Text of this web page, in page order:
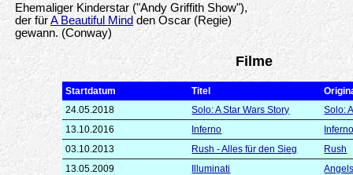
Ehemaliger Kinderstar ("Andy Griffith Show"),
der fürA Beautiful Mind den Oscar (Regie)
gewann. (Conway)
Filme
Startdatum Titel
24.05.2018
Solo: A Star Wars Story
Solo:
13.10.2016
Inferno
03.10.2013
Rush - Alles für den Sieg
Rush
13.05.2009
Illuminati